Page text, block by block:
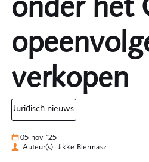
verkopen
juridisch nieuws
05 nov '25
Auteur(s): Jikke Biermasz